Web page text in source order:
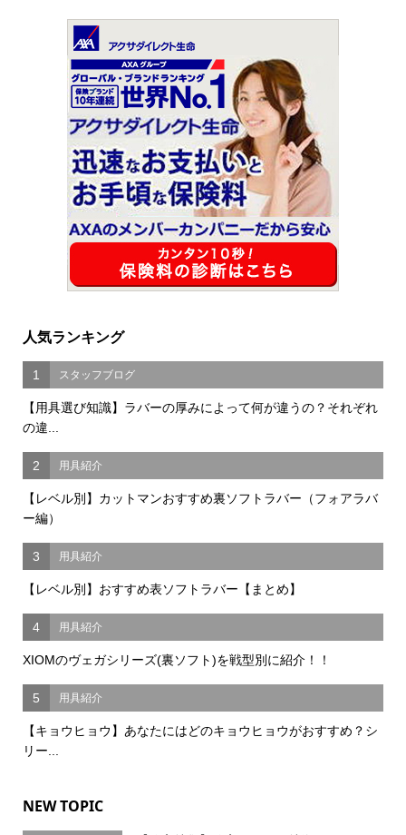
人気ランキング
1 スタッフブログ
【用具選び知識】ラバーの厚みによって何が違うの？それぞれ
の違...
2 用具紹介
【レベル別】カットマンおすすめ裏ソフトラバー（フォアラバ
ー編）
3 用具紹介
【レベル別】おすすめ表ソフトラバー【まとめ】
4 用具紹介
XIOMのヴェガシリーズ(裏ソフト)を戦型別に紹介！！
5 用具紹介
【キョウヒョウ】あなたにはどのキョウヒョウがおすすめ？シ
リー...
NEW TOPIC